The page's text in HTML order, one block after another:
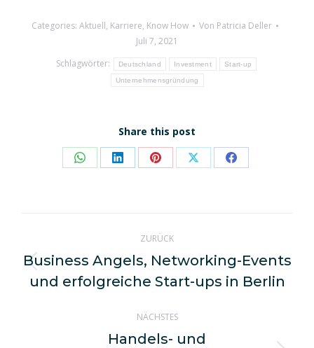
Categories: Aktuell, Karriere, Know How Von Patricia Deller
Juli 7, 2021
Schlagwörter:
Deutschland Investment Start-up
Unternehmensgründung
Share this post
Share Share Share Share Share
Kommentarnavigation
ZURÜCK
Vorheriger
Beitrag:
Business Angels, Networking-Events
und erfolgreiche Start-ups in Berlin
NÄCHSTES
Handels- und